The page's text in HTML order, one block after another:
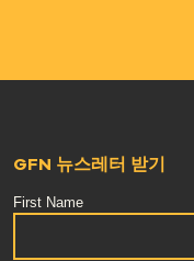
GFN 뉴스레터 받기